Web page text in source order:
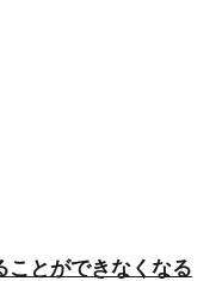
ことができなくなる